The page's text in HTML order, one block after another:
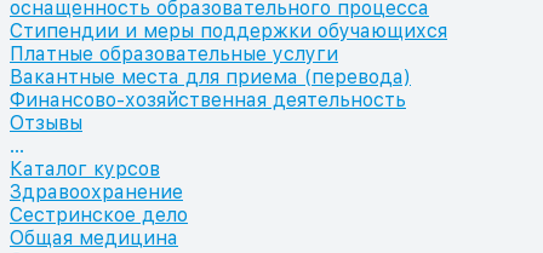
оснащенность образовательного процесса
Стипендии и меры поддержки обучающихся
Платные образовательные услуги
Вакантные места для приема (перевода)
Финансово-хозяйственная деятельность
Отзывы
...
Каталог курсов
Здравоохранение
Сестринское дело
Общая медицина